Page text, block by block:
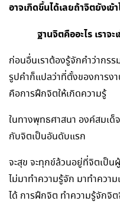
อาจเกิดขึ้นได้เลยถ้าจิตยังเข้
ฐานจิตคืออะไร เราจะเ
ก่อนอื่นเราต้องรู้จักคำว่ากร
รูปคำก็แปลว่าที่ตั้งของการง
คือการฝึกจิตให้เกิดความรู้
ในทางพุทธศาสนา องค์สมเด็
กับจิตเป็นอันดับแรก
จะสุข จะทุกข์ล้วนอยู่ที่จิตเป็
ไม่มาทำความรู้จัก มาทำควา
ได้ การฝึกจิต ทำความรู้จักจิ